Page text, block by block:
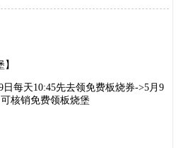
每天10:45先去领免费板烧券->5月9
核销免费领板烧堡